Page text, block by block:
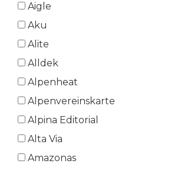
Aigle
Aku
Alite
Alldek
Alpenheat
Alpenvereinskarte
Alpina Editorial
Alta Via
Amazonas